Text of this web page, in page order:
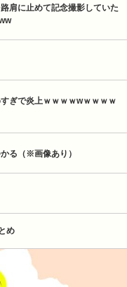
肩に止めて記念撮影していた
ぎで炎上ｗｗｗｗwｗｗｗｗ
る（※画像あり）
め